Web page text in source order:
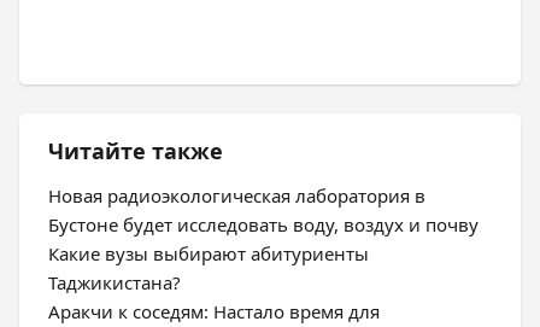
Читайте также
Новая радиоэкологическая лаборатория в
Бустоне будет исследовать воду, воздух и почву
Какие вузы выбирают абитуриенты
Таджикистана?
Аракчи к соседям: Настало время для